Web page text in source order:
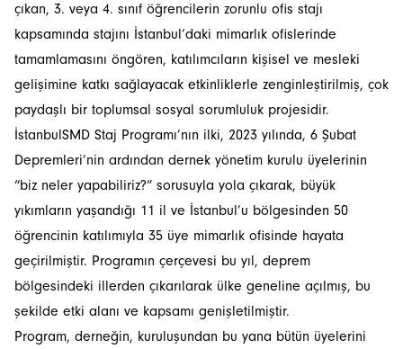
çıkan, 3. veya 4. sınıf öğrencilerin zorunlu ofis stajı
kapsamında stajını İstanbul’daki mimarlık ofislerinde
tamamlamasını öngören, katılımcıların kişisel ve mesleki
gelişimine katkı sağlayacak etkinliklerle zenginleştirilmiş, çok
paydaşlı bir toplumsal sosyal sorumluluk projesidir.
İstanbulSMD Staj Programı’nın ilki, 2023 yılında, 6 Şubat
Depremleri’nin ardından dernek yönetim kurulu üyelerinin
“biz neler yapabiliriz?” sorusuyla yola çıkarak, büyük
yıkımların yaşandığı 11 il ve İstanbul’u bölgesinden 50
öğrencinin katılımıyla 35 üye mimarlık ofisinde hayata
geçirilmiştir. Programın çerçevesi bu yıl, deprem
bölgesindeki illerden çıkarılarak ülke geneline açılmış, bu
şekilde etki alanı ve kapsamı genişletilmiştir.
Program, derneğin, kuruluşundan bu yana bütün üyelerini